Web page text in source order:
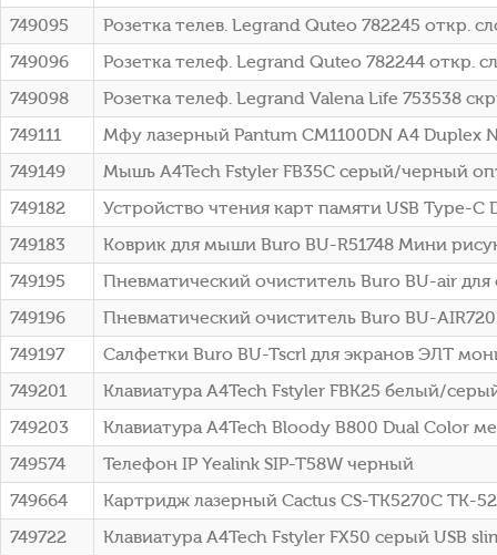
749095
Розетка телев. Legrand Quteo 782245 откр.
749096
Розетка телеф. Legrand Quteo 782244 откр.
749098
Розетка телеф. Legrand Valena Life 753538
749111
Мфу лазерный Pantum CM1100DN A4 Duplex
749149
Мышь A4Tech Fstyler FB35C серый/черный
749182
Устройство чтения карт памяти USB Type-C
749183
Коврик для мыши Buro BU-R51748 Мини
749195
Пневматический очиститель Buro BU-air
749196
Пневматический очиститель Buro BU-
749197
Салфетки Buro BU-Tscrl для экранов ЭЛТ
749201
Клавиатура A4Tech Fstyler FBK25 белый/
749203
Клавиатура A4Tech Bloody B800 Dual Color
749574
Телефон IP Yealink SIP-T58W черный
749664
Картридж лазерный Cactus CS-TK5270C TK-
749722
Клавиатура A4Tech Fstyler FX50 серый USB